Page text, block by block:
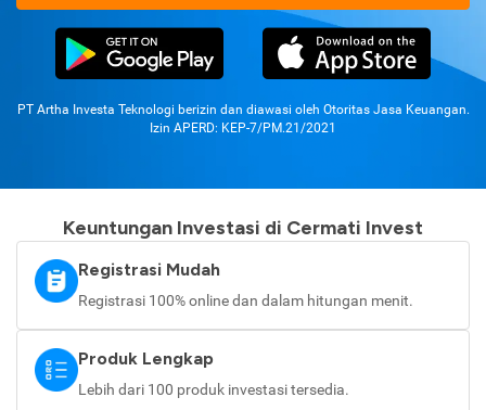
PT Artha Investa Teknologi berizin dan diawasi oleh Otoritas Jasa Keuangan.
Izin APERD: KEP-7/PM.21/2021
Keuntungan Investasi di Cermati Invest
Registrasi Mudah
Registrasi 100% online dan dalam hitungan menit.
Produk Lengkap
Lebih dari 100 produk investasi tersedia.